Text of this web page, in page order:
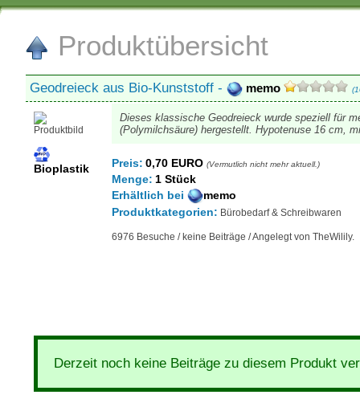
Produktübersicht
Geodreieck aus Bio-Kunststoff - memo
Bioplastik
Dieses klassische Geodreieck wurde speziell für
(Polymilchsäure) hergestellt. Hypotenuse 16 cm,
Preis: 0,70 EURO (Vermutlich nicht mehr aktuell.)
Menge: 1 Stück
Erhältlich bei
memo
Produktkategorien: Bürobedarf & Schreibwaren
6976 Besuche / keine Beiträge / Angelegt von TheWilily.
Derzeit noch keine Beiträge zu diesem Produkt